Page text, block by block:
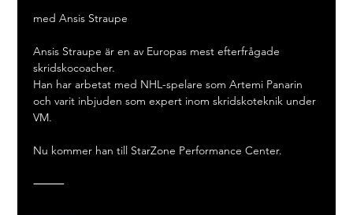
med Ansis Straupe
Ansis Straupe är en av Europas mest efterfrågade
skridskocoacher.
Han har arbetat med NHL-spelare som Artemi Panarin
och varit inbjuden som expert inom skridskoteknik under
VM.
Nu kommer han till StarZone Performance Center.
⸻